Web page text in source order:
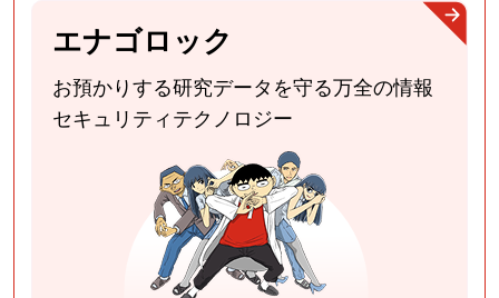
エナゴロック
お預かりする研究データを守る万全の情報
セキュリティテクノロジー